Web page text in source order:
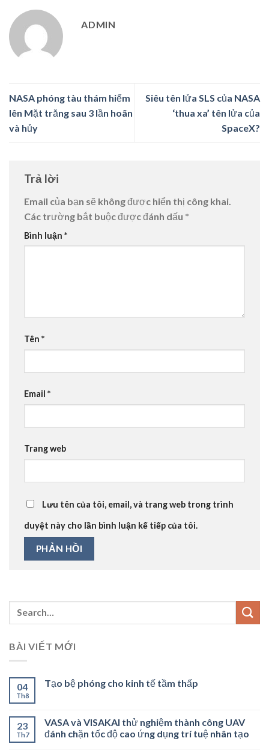
ADMIN
NASA phóng tàu thám hiểm
lên Mặt trăng sau 3 lần hoãn
và hủy
Siêu tên lửa SLS của NASA
‘thua xa’ tên lửa của
SpaceX?
Trả lời
Email của bạn sẽ không được hiển thị công khai.
Các trường bắt buộc được đánh dấu *
Bình luận *
Tên *
Email *
Trang web
Lưu tên của tôi, email, và trang web trong trình
duyệt này cho lần bình luận kế tiếp của tôi.
BÀI VIẾT MỚI
04
Th8
Tạo bệ phóng cho kinh tế tầm thấp
23
Th7
VASA và VISAKAI thử nghiệm thành công UAV
đánh chặn tốc độ cao ứng dụng trí tuệ nhân tạo